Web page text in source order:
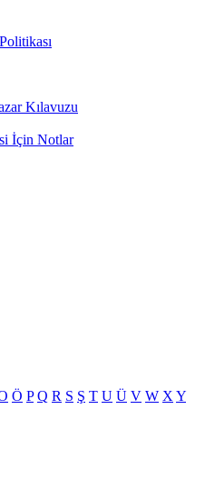
Kılavuzu
İçin Notlar
Ö P Q R S Ş T U Ü V W X Y